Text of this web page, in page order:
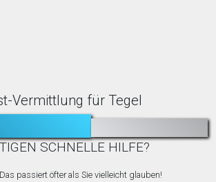
Vermittlung für Tegel
SCHNELLE HILFE?
passiert öfter als Sie vielleicht glauben!